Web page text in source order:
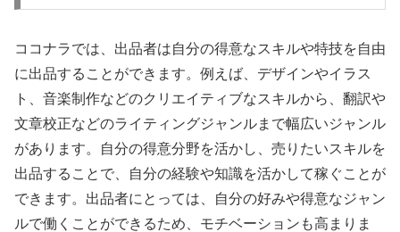
ココナラでは、出品者は自分の得意なスキルや特技を自由
に出品することができます。例えば、デザインやイラス
ト、音楽制作などのクリエイティブなスキルから、翻訳や
文章校正などのライティングジャンルまで幅広いジャンル
があります。自分の得意分野を活かし、売りたいスキルを
出品することで、自分の経験や知識を活かして稼ぐことが
できます。出品者にとっては、自分の好みや得意なジャン
ルで働くことができるため、モチベーションも高まりま